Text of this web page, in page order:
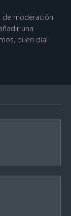
de moderación
una
buen día!